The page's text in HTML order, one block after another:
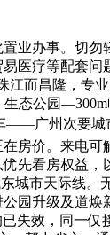
业办事。切勿
医疗等配套问
而昌隆，专
态公园
——广州次要城
房价。来电可
先看房权益，
城市天际线
园升级及道焕
失效，同一仅